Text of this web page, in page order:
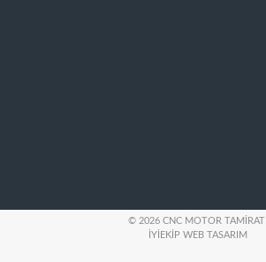
© 2026 CNC MOTOR TAMIRATI
İYIEKIP WEB TASARIM